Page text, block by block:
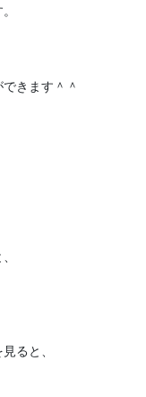
きます＾＾
ると、